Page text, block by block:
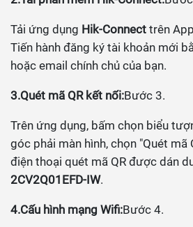
Tải ứng dụng Hik-Connect trên
Tiến hành đăng ký tài khoản mới
hoặc email chính chủ của bạn.
3.Quét mã QR kết nối:Bước 3.
Trên ứng dụng, bấm chọn biểu
góc phải màn hình, chọn "Quét mã
điện thoại quét mã QR được dán
2CV2Q01EFD-IW.
4.Cấu hình mạng Wifi:Bước 4.